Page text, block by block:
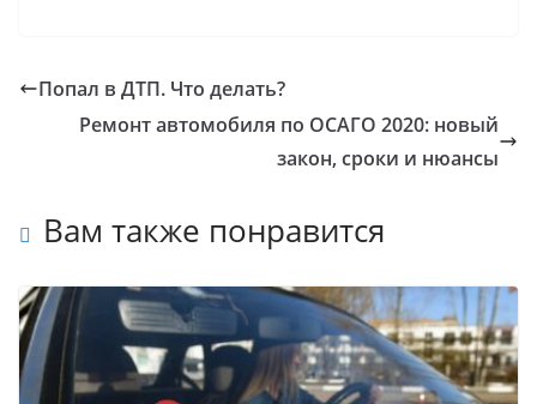
Попал в ДТП. Что делать?
Ремонт автомобиля по ОСАГО 2020: новый
закон, сроки и нюансы
Вам также понравится